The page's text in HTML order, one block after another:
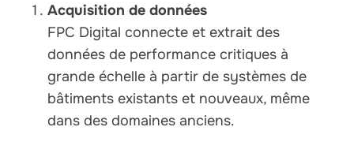
Acquisition de données
FPC Digital connecte et extrait des
données de performance critiques à
grande échelle à partir de systèmes de
bâtiments existants et nouveaux, même
dans des domaines anciens.